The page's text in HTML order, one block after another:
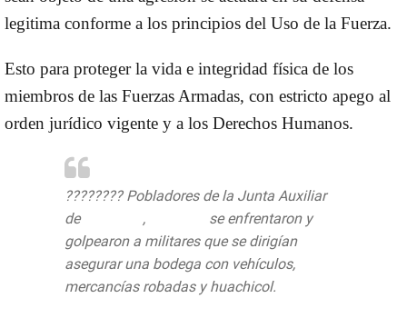
legitima conforme a los principios del Uso de la Fuerza.
Esto para proteger la vida e integridad física de los
miembros de las Fuerzas Armadas, con estricto apego al
orden jurídico vigente y a los Derechos Humanos.
???????? Pobladores de la Junta Auxiliar
de
,
se enfrentaron y
golpearon a militares que se dirigían
asegurar una bodega con vehículos,
mercancías robadas y huachicol.